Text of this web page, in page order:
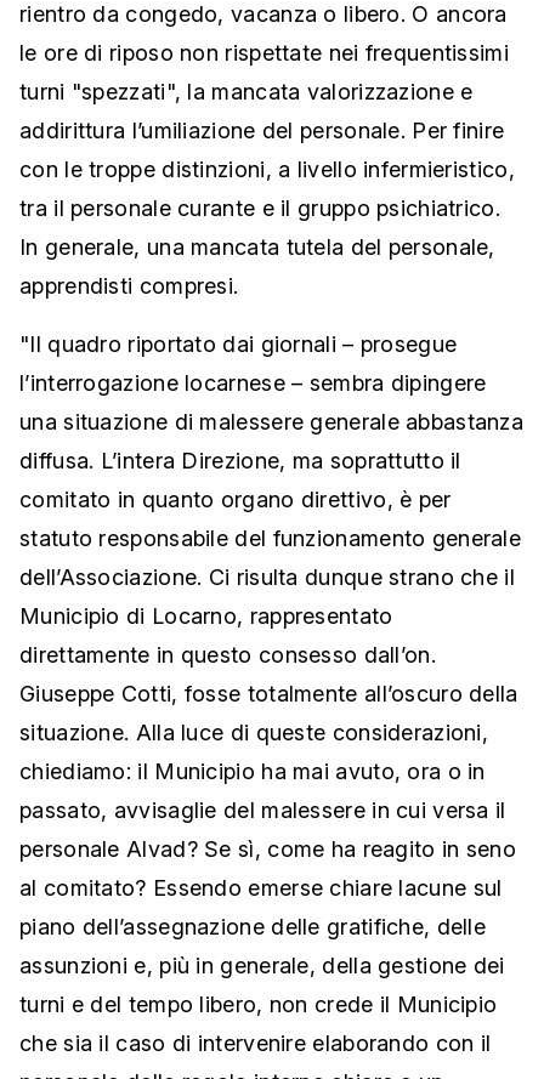
rientro da congedo, vacanza o libero. O ancora
le ore di riposo non rispettate nei frequentissimi
turni "spezzati", la mancata valorizzazione e
addirittura l’umiliazione del personale. Per finire
con le troppe distinzioni, a livello infermieristico,
tra il personale curante e il gruppo psichiatrico.
In generale, una mancata tutela del personale,
apprendisti compresi.
"Il quadro riportato dai giornali – prosegue
l’interrogazione locarnese – sembra dipingere
una situazione di malessere generale abbastanza
diffusa. L’intera Direzione, ma soprattutto il
comitato in quanto organo direttivo, è per
statuto responsabile del funzionamento generale
dell’Associazione. Ci risulta dunque strano che il
Municipio di Locarno, rappresentato
direttamente in questo consesso dall’on.
Giuseppe Cotti, fosse totalmente all’oscuro della
situazione. Alla luce di queste considerazioni,
chiediamo: il Municipio ha mai avuto, ora o in
passato, avvisaglie del malessere in cui versa il
personale Alvad? Se sì, come ha reagito in seno
al comitato? Essendo emerse chiare lacune sul
piano dell’assegnazione delle gratifiche, delle
assunzioni e, più in generale, della gestione dei
turni e del tempo libero, non crede il Municipio
che sia il caso di intervenire elaborando con il